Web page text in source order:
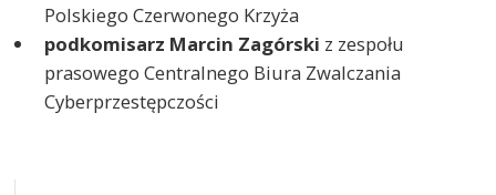
Polskiego Czerwonego Krzyża
podkomisarz Marcin Zagórski z zespołu
prasowego Centralnego Biura Zwalczania
Cyberprzestępczości